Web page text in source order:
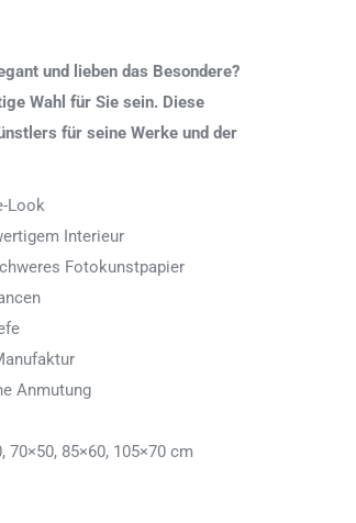
und lieben das Besondere?
Wahl für Sie sein. Diese
für seine Werke und der
Look
Interieur
Fotokunstpapier
Anmutung
85×60, 105×70 cm